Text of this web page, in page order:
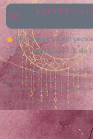
Der Schutz deiner
Deshalb behandele ich sie
* Pflichtfeld. Dein Vorname ist
Abmeldung mit einem Klick möglich.
Der Newsletter-Versand erfolgt